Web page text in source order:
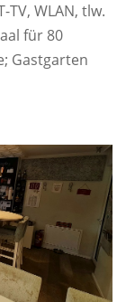
WLAN, tlw.
für 80
Gastgarten